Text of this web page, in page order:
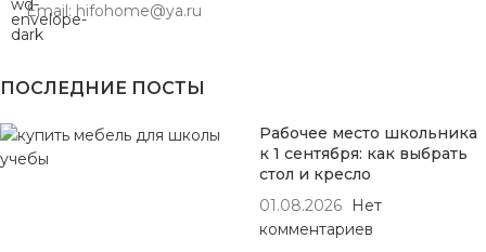
Email: hifohome@ya.ru
ПОСЛЕДНИЕ ПОСТЫ
Рабочее место школьника
к 1 сентября: как выбрать
стол и кресло
01.08.2026
Нет
комментариев